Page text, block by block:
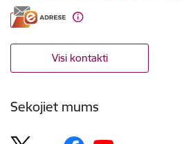
Visi kontakti
Sekojiet mums